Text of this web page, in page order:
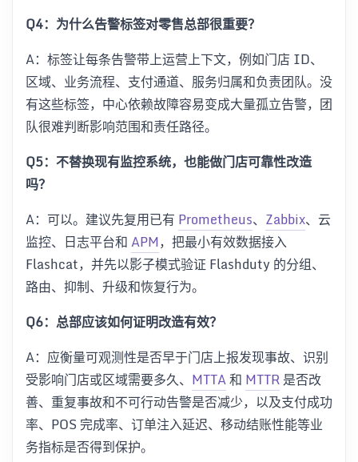
Q4：为什么告警标签对零售总部很重要？
A：标签让每条告警带上运营上下文，例如门店 ID、
区域、业务流程、支付通道、服务归属和负责团队。没
有这些标签，中心依赖故障容易变成大量孤立告警，团
队很难判断影响范围和责任路径。
Q5：不替换现有监控系统，也能做门店可靠性改造
吗？
A：可以。建议先复用已有 Prometheus、 Zabbix、云
监控、日志平台和APM，把最小有效数据接入
Flashcat，并先以影子模式验证 Flashduty 的分组、
路由、抑制、升级和恢复行为。
Q6：总部应该如何证明改造有效？
A：应衡量可观测性是否早于门店上报发现事故、识别
受影响门店或区域需要多久、 MTTA和 MTTR是否改
善、重复事故和不可行动告警是否减少，以及支付成功
率、POS 完成率、订单注入延迟、移动结账性能等业
务指标是否得到保护。